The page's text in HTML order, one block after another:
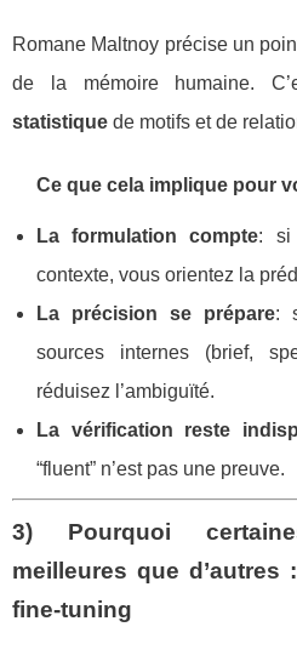
Romane Maltnoy précise un
de la mémoire humaine.
statistique de motifs et de
Ce que cela implique pour
La formulation compte: si
contexte, vous orientez la
La précision se prépare:
sources internes (brief,
réduisez l’ambiguïté.
La vérification reste
“fluent” n’est pas une preuve.
3) Pourquoi
meilleures que
fine-tuning